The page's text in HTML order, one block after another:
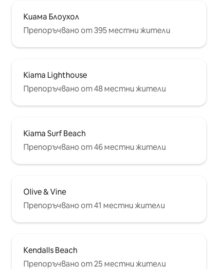
Киама Блоухол
Препоръчвано от 395 местни жители
Kiama Lighthouse
Препоръчвано от 48 местни жители
Kiama Surf Beach
Препоръчвано от 46 местни жители
Olive & Vine
Препоръчвано от 41 местни жители
Kendalls Beach
Препоръчвано от 25 местни жители